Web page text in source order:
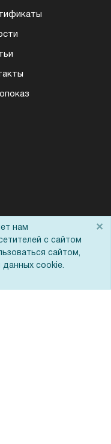
нам
с сайтом
сайтом,
данных cookie.
×